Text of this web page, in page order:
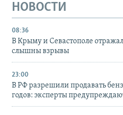
НОВОСТИ
08:36
В Крыму и Севастополе
слышны взрывы
23:00
В РФ разрешили продавать
годов: эксперты